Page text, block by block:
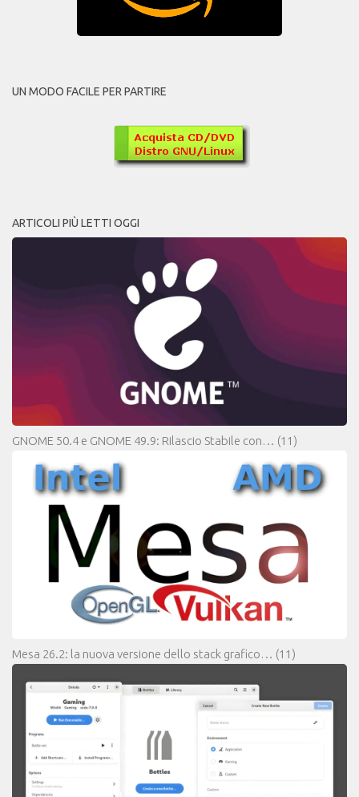
UN MODO FACILE PER PARTIRE
ARTICOLI PIÙ LETTI OGGI
GNOME 50.4 e GNOME 49.9: Rilascio Stabile con… (11)
Mesa 26.2: la nuova versione dello stack grafico… (11)